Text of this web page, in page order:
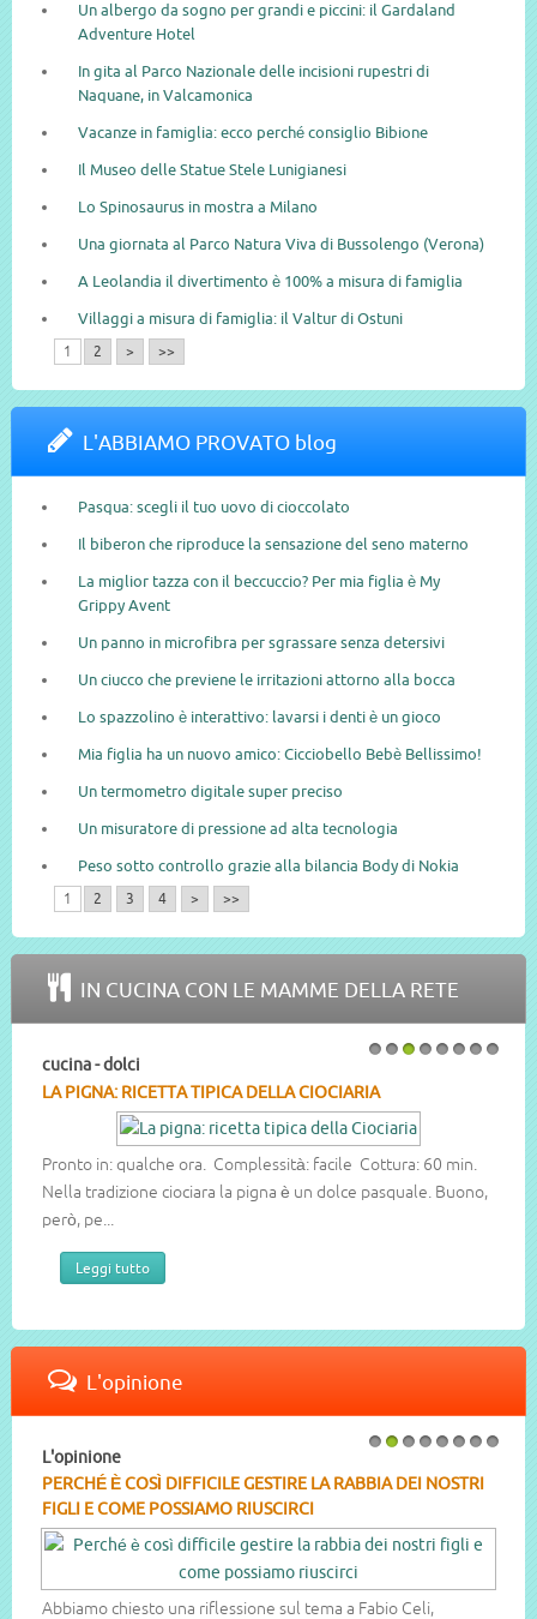
Un albergo da sogno per grandi e piccini: il Gardaland
Adventure Hotel
In gita al Parco Nazionale delle incisioni rupestri di
Naquane, in Valcamonica
Vacanze in famiglia: ecco perché consiglio Bibione
Il Museo delle Statue Stele Lunigianesi
Lo Spinosaurus in mostra a Milano
Una giornata al Parco Natura Viva di Bussolengo (Verona)
A Leolandia il divertimento è 100% a misura di famiglia
Villaggi a misura di famiglia: il Valtur di Ostuni
1 2 > >>
L'ABBIAMO PROVATO blog
Pasqua: scegli il tuo uovo di cioccolato
Il biberon che riproduce la sensazione del seno materno
La miglior tazza con il beccuccio? Per mia figlia è My
Grippy Avent
Un panno in microfibra per sgrassare senza detersivi
Un ciucco che previene le irritazioni attorno alla bocca
Lo spazzolino è interattivo: lavarsi i denti è un gioco
Mia figlia ha un nuovo amico: Cicciobello Bebè Bellissimo!
Un termometro digitale super preciso
Un misuratore di pressione ad alta tecnologia
Peso sotto controllo grazie alla bilancia Body di Nokia
1 2 3 4 > >>
IN CUCINA CON LE MAMME DELLA RETE
cucina - dolci
LA PIGNA: RICETTA TIPICA DELLA CIOCIARIA
Pronto in: qualche ora. Complessità: facile Cottura: 60 min.
Nella tradizione ciociara la pigna è un dolce pasquale. Buono,
però, pe...
Leggi tutto
L'opinione
L'opinione
PERCHÉ È COSÌ DIFFICILE GESTIRE LA RABBIA DEI NOSTRI
FIGLI E COME POSSIAMO RIUSCIRCI
Abbiamo chiesto una riflessione sul tema a Fabio Celi,